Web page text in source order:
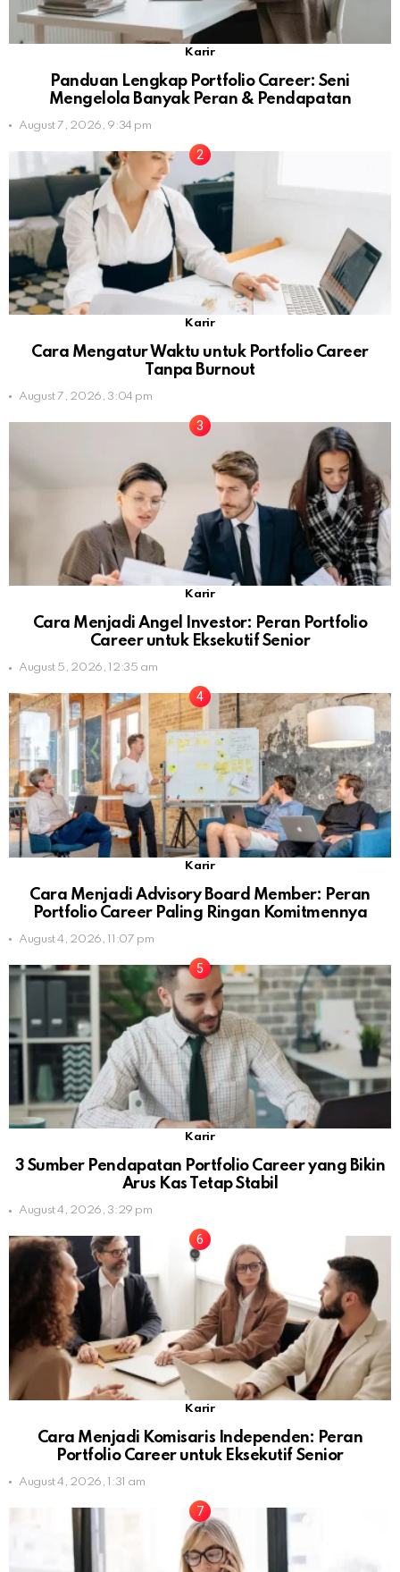
Karir
Panduan Lengkap Portfolio Career: Seni
Mengelola Banyak Peran & Pendapatan
August 7, 2026, 9:34 pm
Karir
Cara Mengatur Waktu untuk Portfolio Career
Tanpa Burnout
August 7, 2026, 3:04 pm
Karir
Cara Menjadi Angel Investor: Peran Portfolio
Career untuk Eksekutif Senior
August 5, 2026, 12:35 am
Karir
Cara Menjadi Advisory Board Member: Peran
Portfolio Career Paling Ringan Komitmennya
August 4, 2026, 11:07 pm
Karir
3 Sumber Pendapatan Portfolio Career yang Bikin
Arus Kas Tetap Stabil
August 4, 2026, 3:29 pm
Karir
Cara Menjadi Komisaris Independen: Peran
Portfolio Career untuk Eksekutif Senior
August 4, 2026, 1:31 am